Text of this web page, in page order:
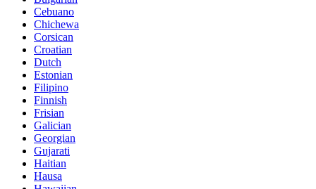
Cebuano
Chichewa
Corsican
Croatian
Dutch
Estonian
Filipino
Finnish
Frisian
Galician
Georgian
Gujarati
Haitian
Hausa